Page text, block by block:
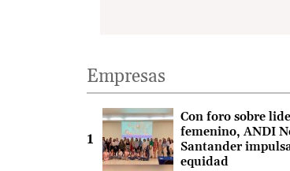
Empresas
Con foro sobre
femenino, ANDI
Santander
equidad